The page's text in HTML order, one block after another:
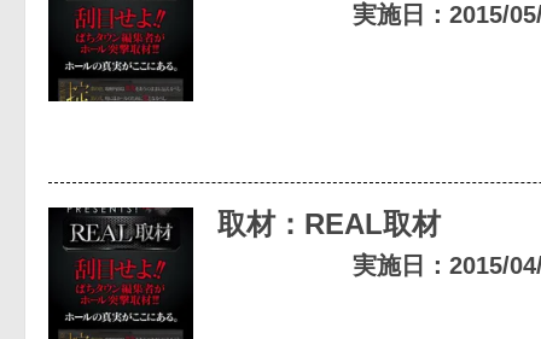
実施日：2015/
取材：REAL取材
実施日：2015/